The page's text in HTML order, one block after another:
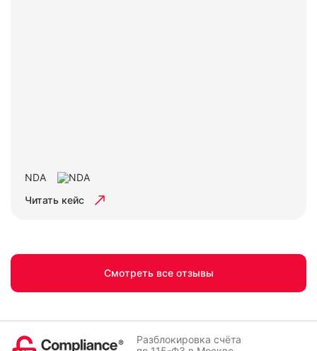
Читать кейс
NDA
Смотреть все отзывы
Разблокировка счёта